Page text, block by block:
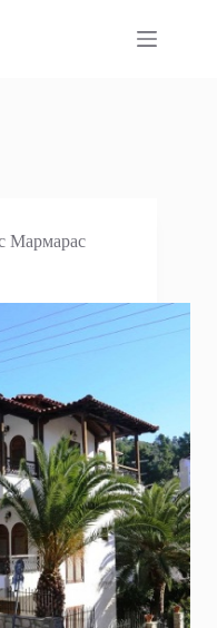
Мармарас